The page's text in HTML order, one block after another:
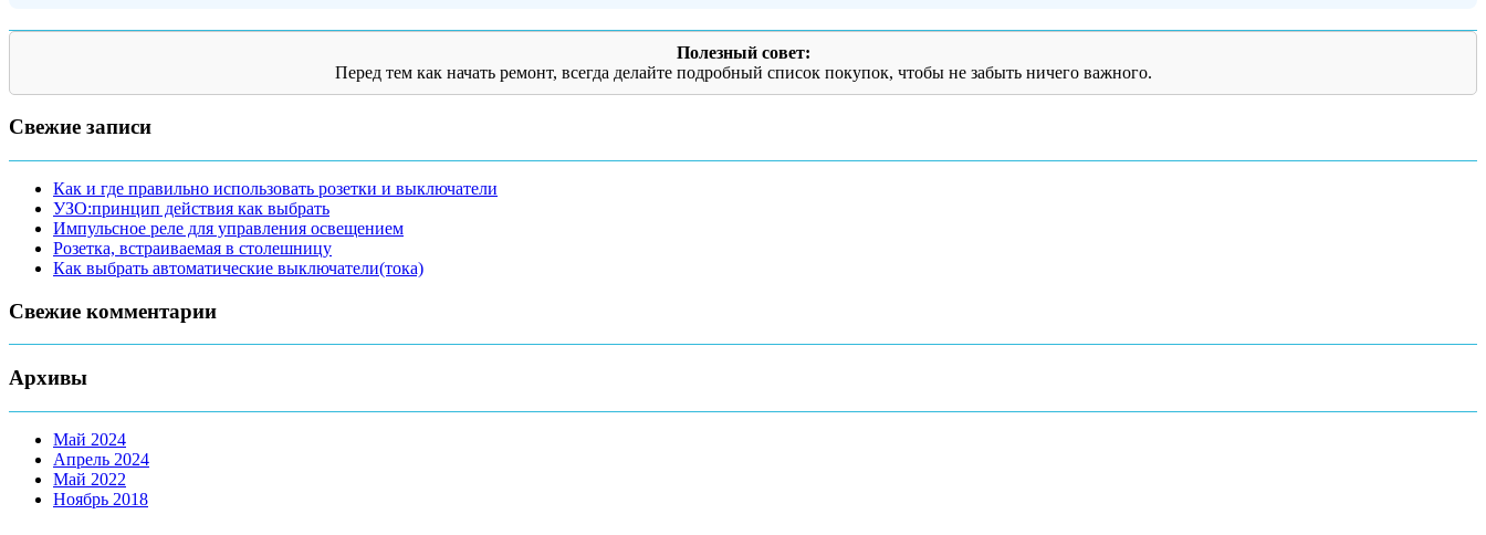
Полезный совет:
Перед тем как начать ремонт, всегда делайте подробный список покупок, чтобы не забыть ничего важного.
Свежие записи
Как и где правильно использовать розетки и выключатели
УЗО:принцип действия как выбрать
Импульсное реле для управления освещением
Розетка, встраиваемая в столешницу
Как выбрать автоматические выключатели(тока)
Свежие комментарии
Архивы
Май 2024
Апрель 2024
Май 2022
Ноябрь 2018